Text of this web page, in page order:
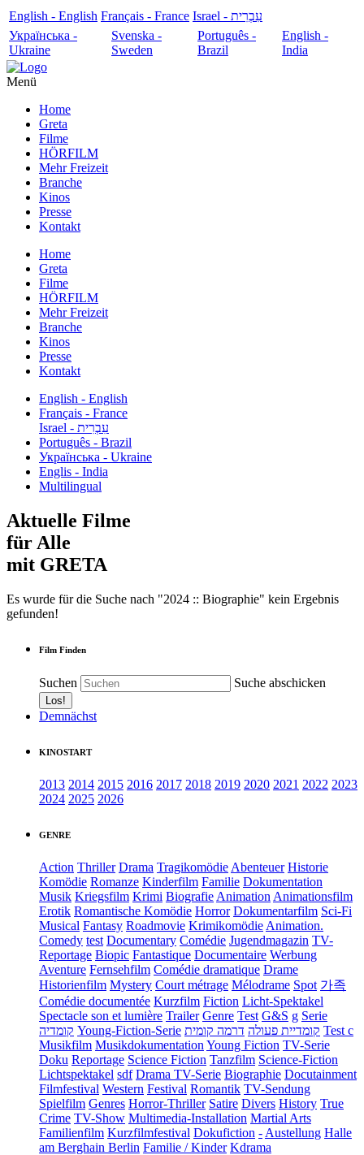
English - English Français - France
עִבְרִית - Israel
Українська -
Ukraine
Svenska -
Sweden
Português -
Brazil
English -
India
Menü
Home
Greta
Filme
HÖRFILM
Mehr Freizeit
Branche
Kinos
Presse
Kontakt
Home
Greta
Filme
HÖRFILM
Mehr Freizeit
Branche
Kinos
Presse
Kontakt
English - English
Français - France
עִבְרִית - Israel
Português - Brazil
Українська - Ukraine
Englis - India
Multilingual
Aktuelle Filme
für Alle
mit GRETA
Es wurde für die Suche nach "2024 :: Biographie" kein Ergebnis
gefunden!
Film Finden
Suchen Suche abschicken
Demnächst
KINOSTART
2013 2014 2015 2016 2017 2018 2019 2020 2021 2022 2023
2024 2025 2026
GENRE
Action Thriller Drama Tragikomödie Abenteuer Historie
Komödie Romanze Kinderfilm Familie Dokumentation
Musik Kriegsfilm Krimi Biografie Animation Animationsfilm
Erotik Romantische Komödie Horror Dokumentarfilm Sci-Fi
Musical Fantasy Roadmovie Krimikomödie Animation.
Comedy test Documentary Comédie Jugendmagazin TV-
Reportage Biopic Fantastique Documentaire Werbung
Aventure Fernsehfilm Comédie dramatique Drame
Historienfilm Mystery Court métrage Mélodrame Spot 가족
Comédie documentée Kurzfilm Fiction Licht-Spektakel
Spectacle son et lumière Trailer Genre Test G&S g Serie
קומדיה Young-Fiction-Serie קומדיית פעולה דרמה קומית
Test c
Musikfilm Musikdokumentation Young Fiction TV-Serie
Doku Reportage Science Fiction Tanzfilm Science-Fiction
Lichtspektakel sdf Drama TV-Serie Biographie Docutainment
Filmfestival Western Festival Romantik TV-Sendung
Spielfilm Genres Horror-Thriller Satire Divers History True
Crime TV-Show Multimedia-Installation Martial Arts
Familienfilm Kurzfilmfestival Dokufiction - Austellung Halle
am Berghain Berlin Familie / Kinder Kdrama